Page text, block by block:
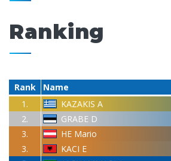
Ranking
Rank Name
1.
KAZAKIS A
2.
GRABE D
3.
HE Mario
3.
KACI E